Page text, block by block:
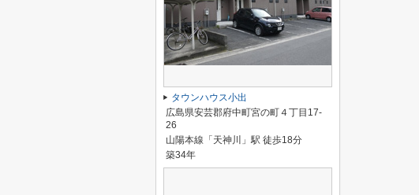
タウンハウス小出
広島県安芸郡府中町宮の町４丁目17-
26
山陽本線「天神川」駅 徒歩18分
築34年